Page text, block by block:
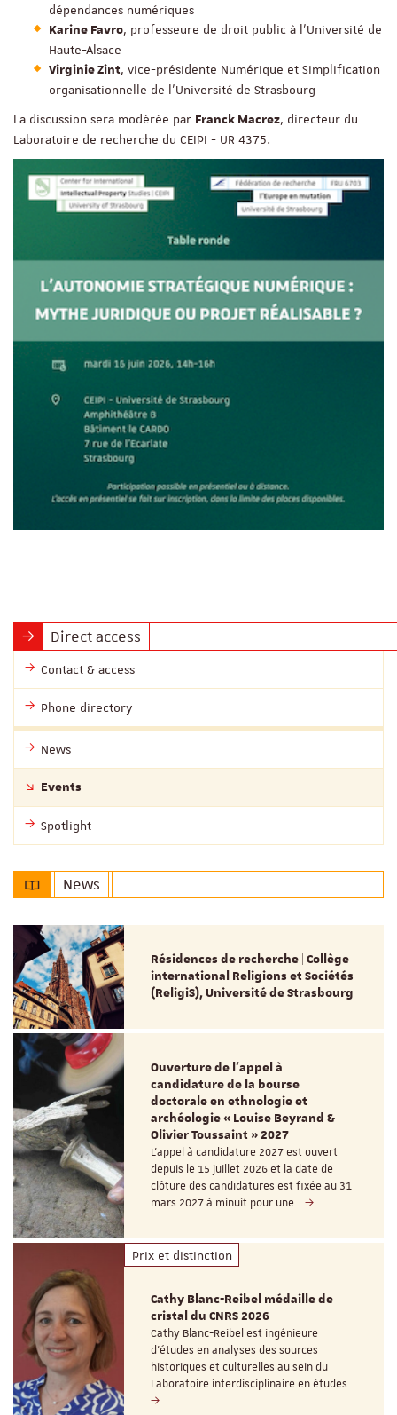
dépendances numériques
Karine Favro, professeure de droit public à l’Université de
Haute-Alsace
Virginie Zint, vice-présidente Numérique et Simplification
organisationnelle de l’Université de Strasbourg
La discussion sera modérée par Franck Macrez, directeur du
Laboratoire de recherche du CEIPI - UR 4375.
Direct access
Contact & access
Phone directory
News
Events
Spotlight
News
Résidences de recherche | Collège
international Religions et Sociétés
(ReligiS), Université de Strasbourg
Ouverture de l'appel à
candidature de la bourse
doctorale en ethnologie et
archéologie « Louise Beyrand &
Olivier Toussaint » 2027
L’appel à candidature 2027 est ouvert
depuis le 15 juillet 2026 et la date de
clôture des candidatures est fixée au 31
mars 2027 à minuit pour une…
Prix et distinction
Cathy Blanc-Reibel médaille de
cristal du CNRS 2026
Cathy Blanc-Reibel est ingénieure
d’études en analyses des sources
historiques et culturelles au sein du
Laboratoire interdisciplinaire en études…